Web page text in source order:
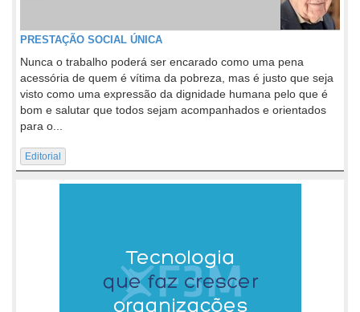
PRESTAÇÃO SOCIAL ÚNICA
Nunca o trabalho poderá ser encarado como uma pena
acessória de quem é vítima da pobreza, mas é justo que seja
visto como uma expressão da dignidade humana pelo que é
bom e salutar que todos sejam acompanhados e orientados
para o...
Editorial